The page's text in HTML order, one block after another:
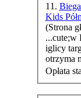
11.
Kids
(Strona
...cute;w
iglicy
otrzyma
Opłata